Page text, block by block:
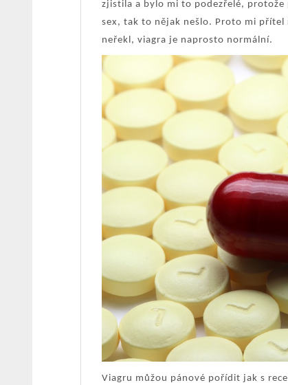
zjistila a bylo mi to podezřelé, protože
sex, tak to nějak nešlo. Proto mi
neřekl, viagra je naprosto normální.
Viagru můžou pánové pořídit jak s